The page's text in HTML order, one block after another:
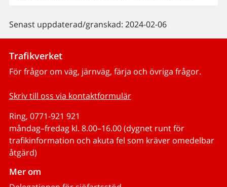
Senast uppdaterad/granskad: 2024-02-06
Trafikverket
För frågor om väg, järnväg, färja och övriga frågor.
Skriv till oss via kontaktformulär
Ring, 0771-921 921
måndag–fredag kl. 8.00–16.00 (dygnet runt för
trafikinformation och akuta fel som kräver omedelbar
åtgärd)
Mer om